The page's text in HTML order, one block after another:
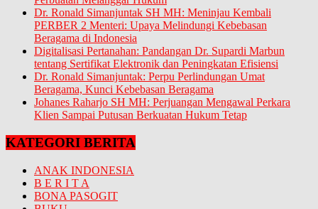
Dr. Ronald Simanjuntak SH MH: Meninjau Kembali
PERBER 2 Menteri: Upaya Melindungi Kebebasan
Beragama di Indonesia
Digitalisasi Pertanahan: Pandangan Dr. Supardi Marbun
tentang Sertifikat Elektronik dan Peningkatan Efisiensi
Dr. Ronald Simanjuntak: Perpu Perlindungan Umat
Beragama, Kunci Kebebasan Beragama
Johanes Raharjo SH MH: Perjuangan Mengawal Perkara
Klien Sampai Putusan Berkuatan Hukum Tetap
KATEGORI BERITA
ANAK INDONESIA
B E R I T A
BONA PASOGIT